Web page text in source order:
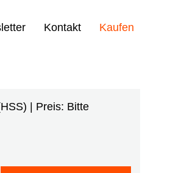
Kontakt Kaufen
| Preis: Bitte